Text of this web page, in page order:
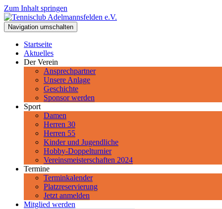
Zum Inhalt springen
Tennisclub Adelmannsfelden e.V.
Spiel, Satz und Sieg! Herzlich Willkommen beim Tennisclub
Navigation umschalten
Startseite
Aktuelles
Der Verein
Ansprechpartner
Unsere Anlage
Geschichte
Sponsor werden
Sport
Damen
Herren 30
Herren 55
Kinder und Jugendliche
Hobby-Doppelturnier
Vereinsmeisterschaften 2024
Termine
Terminkalender
Platzreservierung
Jetzt anmelden
Mitglied werden